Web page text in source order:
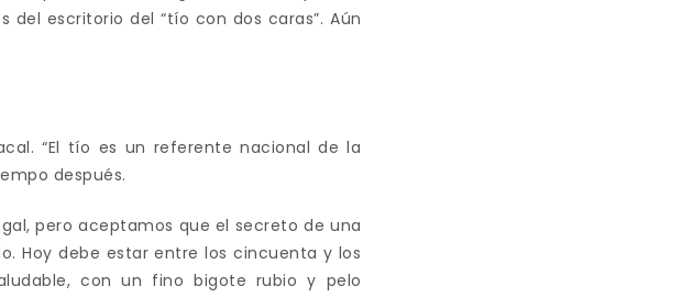
del escritorio del “tío con dos caras”. Aún
“El tío es un referente nacional de la
después.
pero aceptamos que el secreto de una
Hoy debe estar entre los cincuenta y los
con un fino bigote rubio y pelo